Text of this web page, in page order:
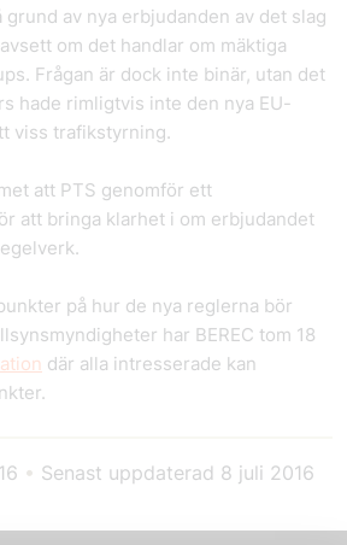
grund av nya erbjudanden av det slag
om det handlar om mäktiga
Frågan är dock inte binär, utan det
hade rimligtvis inte den nya EU-
viss trafikstyrning.
att PTS genomför ett
att bringa klarhet i om erbjudandet
på hur de nya reglerna bör
har BEREC tom 18
där alla intresserade kan
• Senast uppdaterad 8 juli 2016